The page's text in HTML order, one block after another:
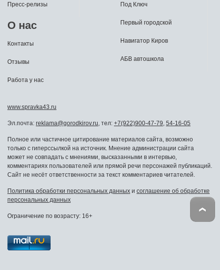
Пресс-релизы
О нас
Контакты
Отзывы
Работа у нас
Под Ключ
Первый городской
Навигатор Киров
АБВ автошкола
www.spravka43.ru
Эл.почта: reklama@gorodkirov.ru , тел: +7(922)900-47-79 54-16-05
Полное или частичное цитирование материалов сайта, возможно
только с гиперссылкой на источник. Мнение администрации сайта
может не совпадать с мнениями, высказанными в интервью,
комментариях пользователей или прямой речи персонажей публикаций.
Сайт не несёт ответственности за текст комментариев читателей.
Политика обработки персональных данных и соглашение об обработке
персональных данных
Ограничение по возрасту: 16+